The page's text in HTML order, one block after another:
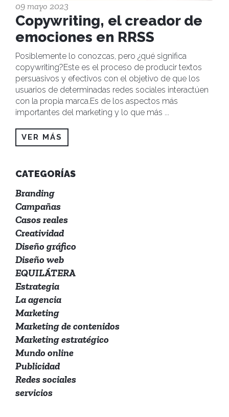
09 mayo 2023
Copywriting, el creador de
emociones en RRSS
Posiblemente lo conozcas, pero ¿qué significa
copywriting?Este es el proceso de producir textos
persuasivos y efectivos con el objetivo de que los
usuarios de determinadas redes sociales interactúen
con la propia marca.Es de los aspectos más
importantes del marketing y lo que más ...
VER MÁS
CATEGORÍAS
Branding
Campañas
Casos reales
Creatividad
Diseño gráfico
Diseño web
EQUILÁTERA
Estrategia
La agencia
Marketing
Marketing de contenidos
Marketing estratégico
Mundo online
Publicidad
Redes sociales
servicios